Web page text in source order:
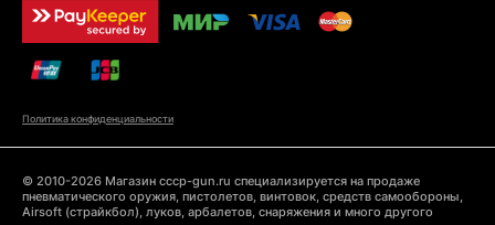
Политика конфиденциальности
© 2010-2026 Магазин cccp-gun.ru специализируется на продаже
пневматического оружия, пистолетов, винтовок, средств самообороны,
Airsoft (страйкбол), луков, арбалетов, снаряжения и много другого